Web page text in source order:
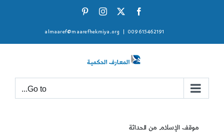
Facebook
X
Instagram
009615462191
almaaref@maarefhekmiya.org
Go to...
موقف الإسلام من الحداثة